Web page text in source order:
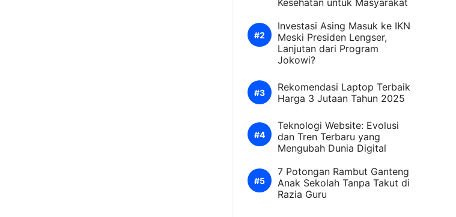
Kesehatan untuk Masyarakat
Investasi Asing Masuk ke IKN
Meski Presiden Lengser,
Lanjutan dari Program
Jokowi?
Rekomendasi Laptop Terbaik
Harga 3 Jutaan Tahun 2025
Teknologi Website: Evolusi
dan Tren Terbaru yang
Mengubah Dunia Digital
7 Potongan Rambut Ganteng
Anak Sekolah Tanpa Takut di
Razia Guru